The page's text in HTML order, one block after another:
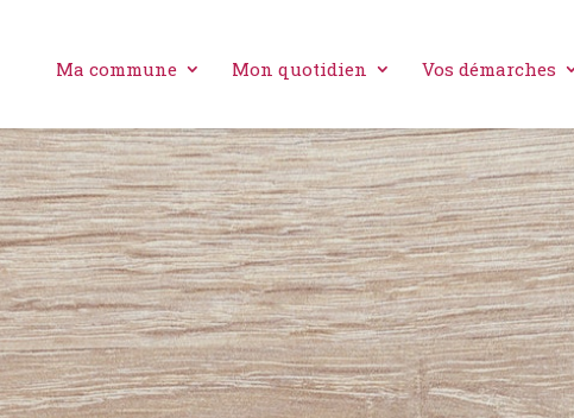
Ma commune Mon quotidien Vos démarches